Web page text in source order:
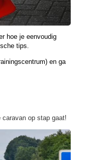
hoe je eenvoudig
tips.
en ga
op stap gaat!